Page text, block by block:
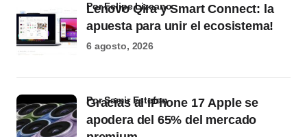
Lenovo Qira y Smart Connect: la
apuesta para unir el ecosistema!
por Felipe Lizcano
6 agosto, 2026
Gracias al iPhone 17 Apple se
apodera del 65% del mercado
por Samir Estefan